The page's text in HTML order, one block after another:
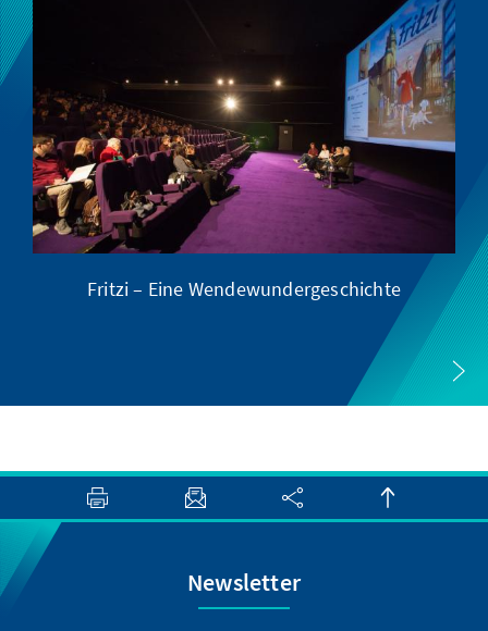
Fritzi – Eine Wendewundergeschichte
Newsletter